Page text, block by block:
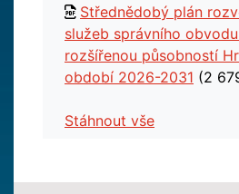
Střednědobý plán
služeb správního
rozšířenou působností
období 2026-2031 (2
Stáhnout vše